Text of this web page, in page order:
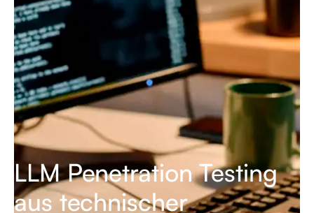
LLM Penetration Testing
aus technischer